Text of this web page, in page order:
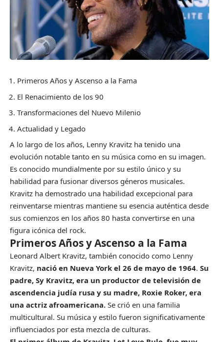
Primeros Años y Ascenso a la Fama
El Renacimiento de los 90
Transformaciones del Nuevo Milenio
Actualidad y Legado
A lo largo de los años, Lenny Kravitz ha tenido una
evolución notable tanto en su música como en su imagen.
Es conocido mundialmente por su estilo único y su
habilidad para fusionar diversos géneros musicales.
Kravitz ha demostrado una habilidad excepcional para
reinventarse mientras mantiene su esencia auténtica desde
sus comienzos en los años 80 hasta convertirse en una
figura icónica del rock.
Primeros Años y Ascenso a la Fama
Leonard Albert Kravitz, también conocido como Lenny
Kravitz, nació en Nueva York el 26 de mayo de 1964. Su
padre, Sy Kravitz, era un productor de televisión de
ascendencia judía rusa y su madre, Roxie Roker, era
una actriz afroamericana. Se crió en una familia
multicultural. Su música y estilo fueron significativamente
influenciados por esta mezcla de culturas.